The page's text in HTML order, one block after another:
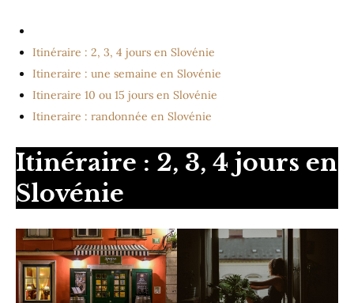
Itinéraire : 2, 3, 4 jours en Slovénie
Itineraire : une semaine en Slovénie
Itineraire 10 ou 15 jours en Slovénie
Itineraire : randonnée en Slovénie
Itinéraire : 2, 3, 4 jours en
Slovénie